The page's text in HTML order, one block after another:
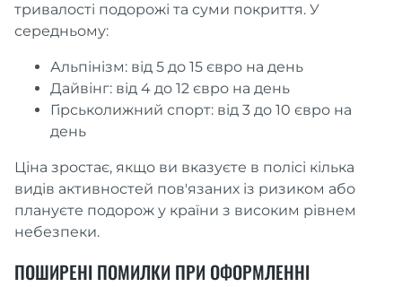
тривалості подорожі та суми покриття. У
середньому:
Альпінізм: від 5 до 15 євро на день
Дайвінг: від 4 до 12 євро на день
Гірськолижний спорт: від 3 до 10 євро на
день
Ціна зростає, якщо ви вказуєте в полісі кілька
видів активностей пов'язаних із ризиком або
плануєте подорож у країни з високим рівнем
небезпеки.
ПОШИРЕНІ ПОМИЛКИ ПРИ ОФОРМЛЕННІ